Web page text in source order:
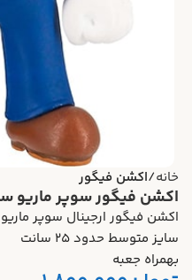
خانه اکشن فیگور
اکشن فیگور سوپر ماریو
اکشن فیگور ارجینال سوپر ماریو
سایز متوسط حدود ۲۵ سانت
بهمراه جعبه